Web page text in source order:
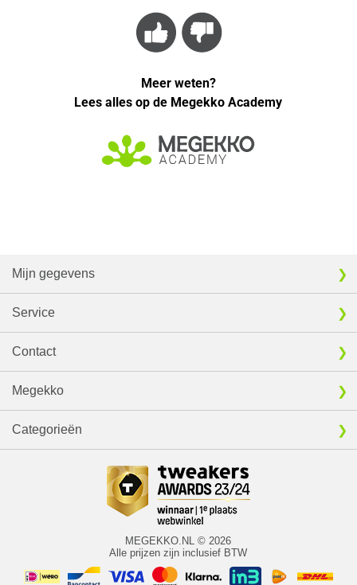
Meer weten?
Lees alles op de Megekko Academy
Mijn gegevens
Service
Contact
Megekko
Categorieën
MEGEKKO.NL © 2026
Alle prijzen zijn inclusief BTW